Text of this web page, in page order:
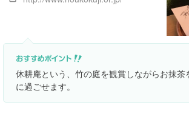
休耕庵という、竹の庭を観賞しながらお抹
に過ごせます。